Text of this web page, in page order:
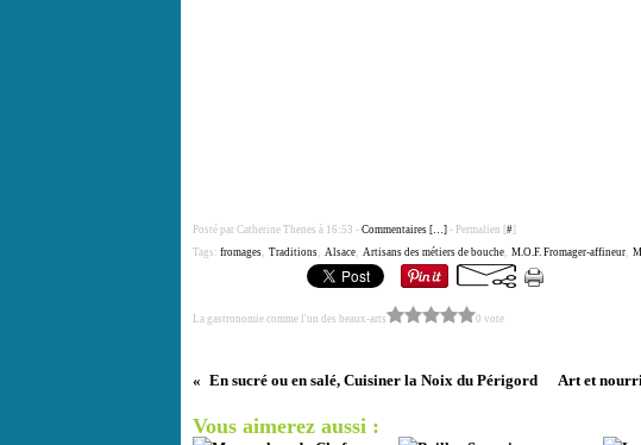
Posté par Catherine Thenes à 16:53 - Commentaires […] - Permalien [#]
Tags: fromages, Traditions, Alsace, Artisans des métiers de bouche, M.O.F. Fromager-affineur,
La gastronomie comme l'un des beaux-arts 0 vote
En sucré ou en salé, Cuisiner la Noix du Périgord Art et
Vous aimerez aussi :